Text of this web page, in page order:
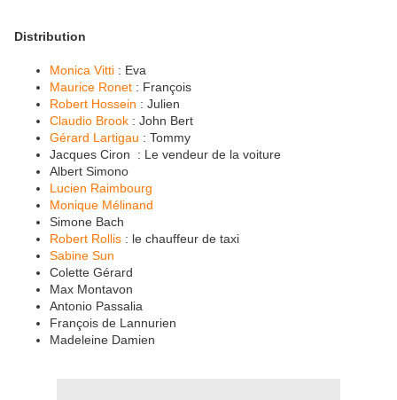
Distribution
Monica Vitti : Eva
Maurice Ronet : François
Robert Hossein : Julien
Claudio Brook : John Bert
Gérard Lartigau : Tommy
Jacques Ciron : Le vendeur de la voiture
Albert Simono
Lucien Raimbourg
Monique Mélinand
Simone Bach
Robert Rollis : le chauffeur de taxi
Sabine Sun
Colette Gérard
Max Montavon
Antonio Passalia
François de Lannurien
Madeleine Damien